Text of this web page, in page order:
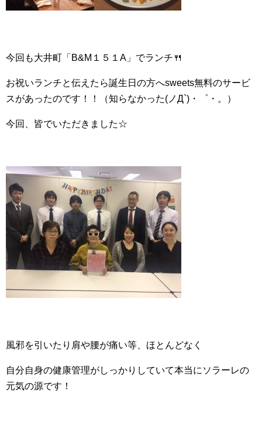
今回も大井町「B&M１５１A」でランチ🍴
お祝いランチと伝えたら誕生日の方へsweets無料のサービ
スがあったのです！！（知らなかった(ノД`)・゜・。）
今回、皆でいただきました☆
風邪を引いたり肩や腰が痛い等、ほとんどなく
自分自身の健康管理がしっかりしていて本当にソラーレの
元気の源です！